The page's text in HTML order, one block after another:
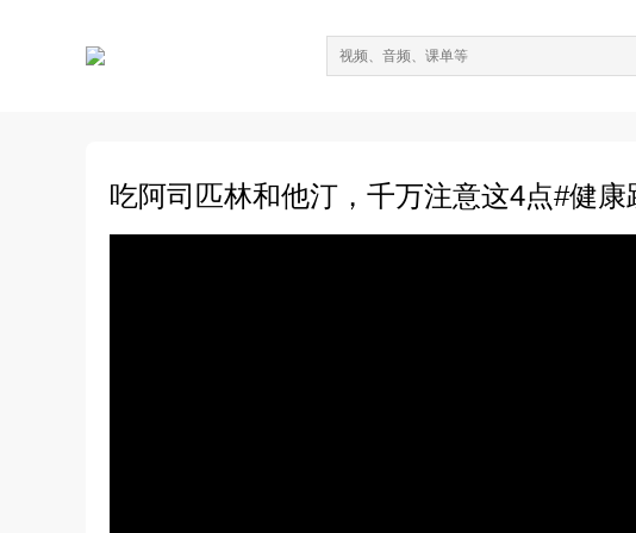
吃阿司匹林和他汀，千万注意这4点#健康